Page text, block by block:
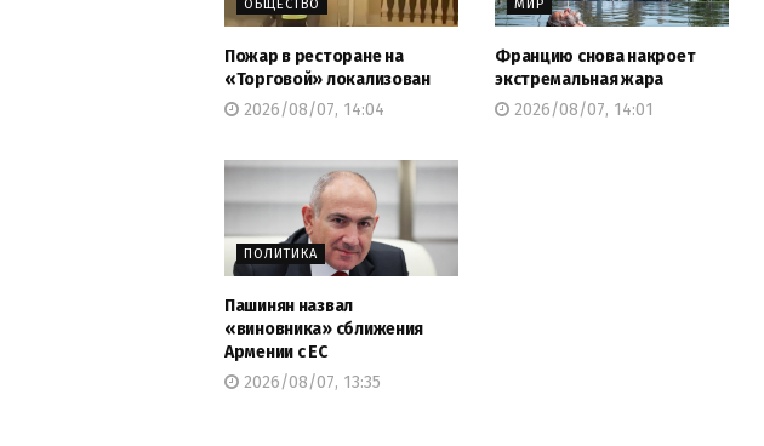
ОБЩЕСТВО
Пожар в ресторане на
«Торговой» локализован
2026/08/07, 14:04
МИР
Францию снова накроет
экстремальная жара
2026/08/07, 14:01
ПОЛИТИКА
Пашинян назвал
«виновника» сближения
Армении с ЕС
2026/08/07, 13:35